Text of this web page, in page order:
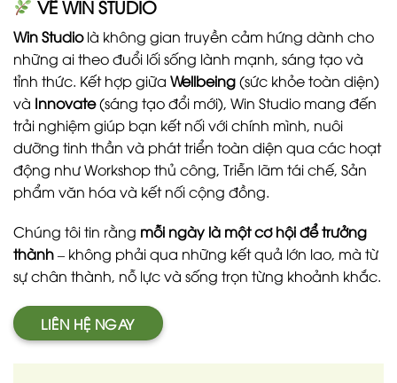
VỀ WIN STUDIO
Win Studiolà không gian truyền cảm hứng dành cho
những ai theo đuổi lối sống lành mạnh, sáng tạo và
tỉnh thức. Kết hợp giữa Wellbeing(sức khỏe toàn diện)
và Innovate(sáng tạo đổi mới), Win Studio mang đến
trải nghiệm giúp bạn kết nối với chính mình, nuôi
dưỡng tinh thần và phát triển toàn diện qua các hoạt
động như Workshop thủ công, Triễn lãm tái chế, Sản
phẩm văn hóa và kết nối cộng đồng.
Chúng tôi tin rằng mỗi ngày là một cơ hội để trưởng
thành– không phải qua những kết quả lớn lao, mà từ
sự chân thành, nỗ lực và sống trọn từng khoảnh khắc.
LIÊN HỆ NGAY